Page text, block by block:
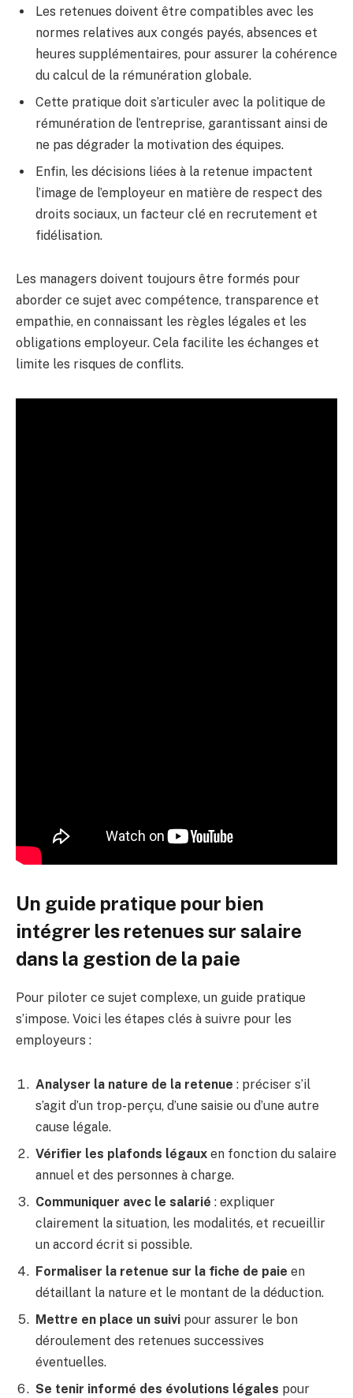
Les retenues doivent être compatibles avec les
normes relatives aux congés payés, absences et
heures supplémentaires, pour assurer la cohérence
du calcul de la rémunération globale.
Cette pratique doit s’articuler avec la politique de
rémunération de l’entreprise, garantissant ainsi de
ne pas dégrader la motivation des équipes.
Enfin, les décisions liées à la retenue impactent
l’image de l’employeur en matière de respect des
droits sociaux, un facteur clé en recrutement et
fidélisation.
Les managers doivent toujours être formés pour
aborder ce sujet avec compétence, transparence et
empathie, en connaissant les règles légales et les
obligations employeur. Cela facilite les échanges et
limite les risques de conflits.
Un guide pratique pour bien
intégrer les retenues sur salaire
dans la gestion de la paie
Pour piloter ce sujet complexe, un guide pratique
s’impose. Voici les étapes clés à suivre pour les
employeurs :
Analyser la nature de la retenue : préciser s’il
s’agit d’un trop-perçu, d’une saisie ou d’une autre
cause légale.
Vérifier les plafonds légaux en fonction du salaire
annuel et des personnes à charge.
Communiquer avec le salarié : expliquer
clairement la situation, les modalités, et recueillir
un accord écrit si possible.
Formaliser la retenue sur la fiche de paie en
détaillant la nature et le montant de la déduction.
Mettre en place un suivi pour assurer le bon
déroulement des retenues successives
éventuelles.
Se tenir informé des évolutions légales pour